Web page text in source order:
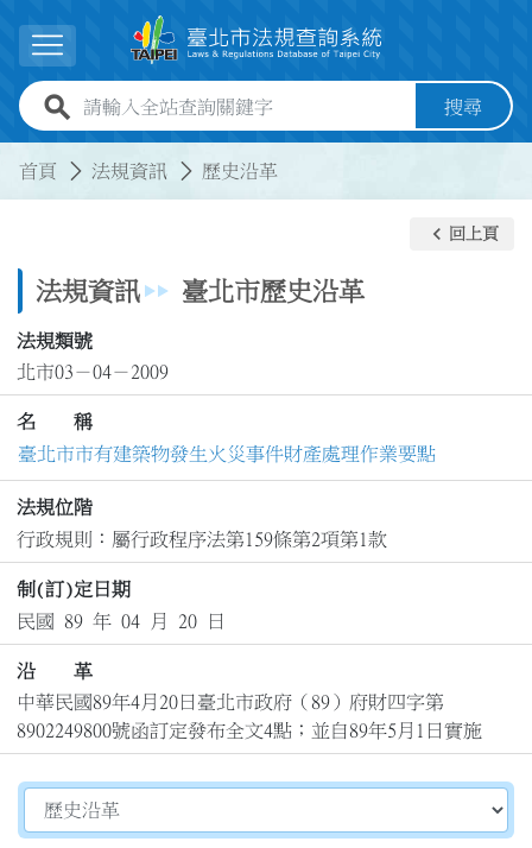
展開選單
全站查詢關鍵字欄位 搜尋
首頁 法規資訊 歷史沿革
法規資訊 臺北市歷史沿革
keyboard_arrow_left 回上頁
法規類號
北市03－04－2009
名 稱
臺北市市有建築物發生火災事件財產處理作業要點
法規位階
行政規則：屬行政程序法第159條第2項第1款
制(訂)定日期
民國 89 年 04 月 20 日
沿 革
中華民國89年4月20日臺北市政府（89）府財四字第
8902249800號函訂定發布全文4點；並自89年5月1日實施
切換選擇法規資訊內容